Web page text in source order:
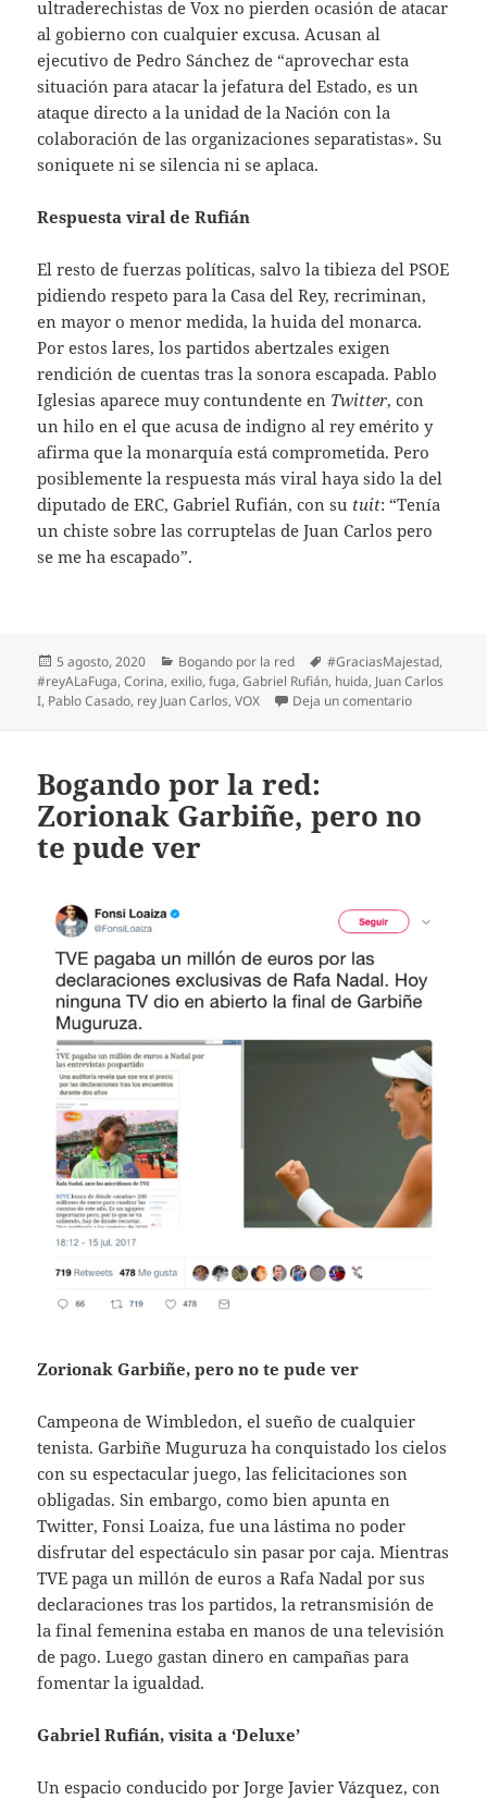
ultraderechistas de Vox no pierden ocasión de atacar
al gobierno con cualquier excusa. Acusan al
ejecutivo de Pedro Sánchez de “aprovechar esta
situación para atacar la jefatura del Estado, es un
ataque directo a la unidad de la Nación con la
colaboración de las organizaciones separatistas». Su
soniquete ni se silencia ni se aplaca.
Respuesta viral de Rufián
El resto de fuerzas políticas, salvo la tibieza del PSOE
pidiendo respeto para la Casa del Rey, recriminan,
en mayor o menor medida, la huida del monarca.
Por estos lares, los partidos abertzales exigen
rendición de cuentas tras la sonora escapada. Pablo
Iglesias aparece muy contundente en Twitter, con
un hilo en el que acusa de indigno al rey emérito y
afirma que la monarquía está comprometida. Pero
posiblemente la respuesta más viral haya sido la del
diputado de ERC, Gabriel Rufián, con su tuit: “Tenía
un chiste sobre las corruptelas de Juan Carlos pero
se me ha escapado”.
Publicado
el
5 agosto, 2020 Categorías
Bogando por la red Etiquetas
#GraciasMajestad,
#reyALaFuga,Corina,exilio,fuga,Gabriel Rufián, huida, Juan Carlos
I, Pablo Casado, rey Juan Carlos,VOX Deja un comentarioen
Bogando por la red:
Zorionak Garbiñe, pero no
te pude ver
Zorionak Garbiñe, pero no te pude ver
Campeona de Wimbledon, el sueño de cualquier
tenista. Garbiñe Muguruza ha conquistado los cielos
con su espectacular juego, las felicitaciones son
obligadas. Sin embargo, como bien apunta en
Twitter, Fonsi Loaiza, fue una lástima no poder
disfrutar del espectáculo sin pasar por caja. Mientras
TVE paga un millón de euros a Rafa Nadal por sus
declaraciones tras los partidos, la retransmisión de
la final femenina estaba en manos de una televisión
de pago. Luego gastan dinero en campañas para
fomentar la igualdad.
Gabriel Rufián, visita a ‘Deluxe’
Un espacio conducido por Jorge Javier Vázquez, con